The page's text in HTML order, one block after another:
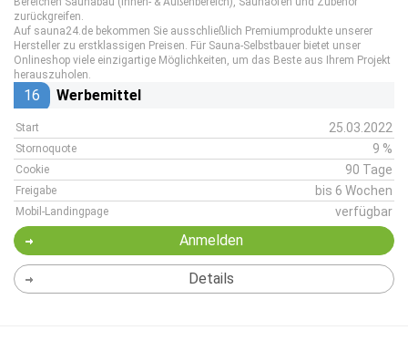
zurückgreifen.
Auf sauna24.de bekommen Sie ausschließlich Premiumprodukte unserer
Hersteller zu erstklassigen Preisen. Für Sauna-Selbstbauer bietet unser
Onlineshop viele einzigartige Möglichkeiten, um das Beste aus Ihrem Projekt
herauszuholen.
16 Werbemittel
Start 25.03.2022
Stornoquote 9 %
Cookie 90 Tage
Freigabe bis 6 Wochen
Mobil-Landingpage verfügbar
Anmelden
Details